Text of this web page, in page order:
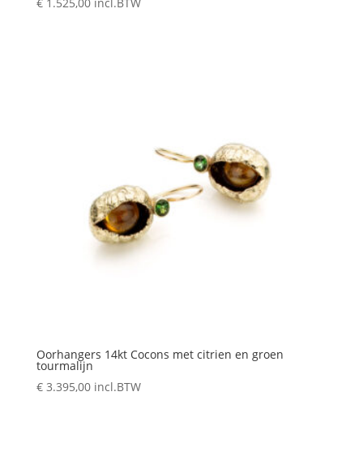
Oorhangers 14kt Cocons met citrien en groen
tourmalijn
€3.395,00 incl.BTW